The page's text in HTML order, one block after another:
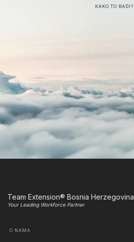
KAKO TO RADI?
Team Extension® Bosnia Herzegovina
Your Leading Workforce Partner
O NAMA